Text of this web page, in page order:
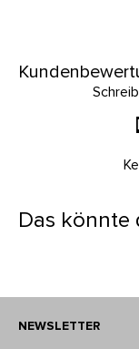
Das könnte
NEWSLETTER